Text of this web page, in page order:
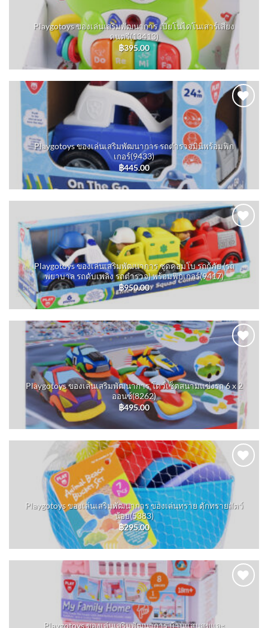
wishlist
Playgotoys ของเล่นเสริมพัฒนาการ เปียโนไดโนเสาร์เสียง
ดนตรี(13413)
฿395.00
wishlist
Playgotoys ของเล่นเสริมพัฒนาการ รถตำรวจมินิพร้อมฟิก
เกอร์(9433)
฿445.00
Add to
wishlist
Playgotoys ของเล่นเสริมพัฒนาการ ชุดคอมโบ รถกู้ภัย (รถ
พยาบาล รถดับเพลิง รถตำรวจ) พร้อมฟิกเกอร์(9417)
฿950.00
Add to
wishlist
Playgotoys ของเล่นเสริมพัฒนาการ โดว์เซ็ตสนามแข่งรถ 6 x 2
ออนซ์(8262)
฿495.00
Add to
wishlist
Playgotoys ของเล่นเสริมพัฒนาการ ของเล่นทราย ตักทรายสัตว์
น้อย(5383)
฿295.00
Playgotoys ของเล่นเสริมพัฒนาการ บ้านแสนสุขและ